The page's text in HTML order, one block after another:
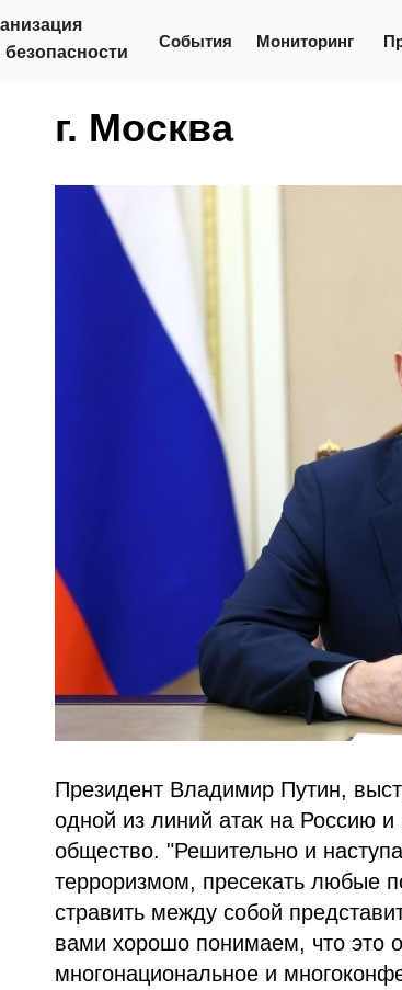
Мониторинг
События
г. Москва
Президент Владимир Путин,
одной из линий атак на Россию
общество. "Решительно и
терроризмом, пресекать любые
стравить между собой
вами хорошо понимаем, что это
многонациональное и